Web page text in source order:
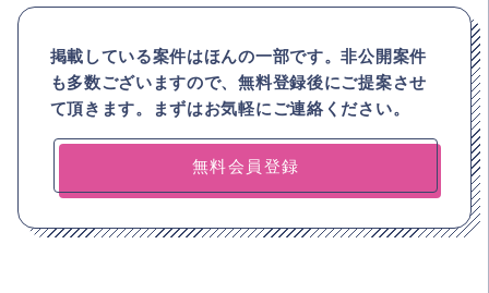
掲載している案件はほんの一部です。非公開案件
も多数ございますので、無料登録後にご提案させ
て頂きます。まずはお気軽にご連絡ください。
無料会員登録